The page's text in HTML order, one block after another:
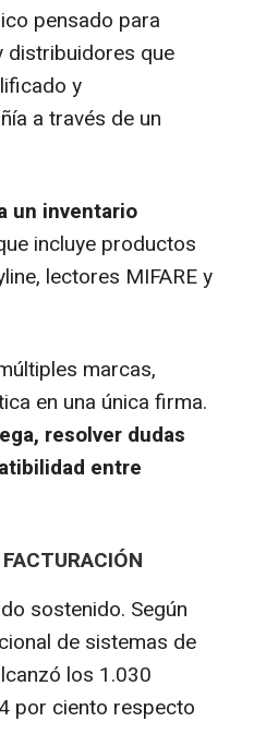
pensado para
distribuidores que
y
a través de un
un inventario
incluye productos
lectores MIFARE y
marcas,
en una única firma.
resolver dudas
entre
sostenido. Según
de sistemas de
los 1.030
por ciento respecto